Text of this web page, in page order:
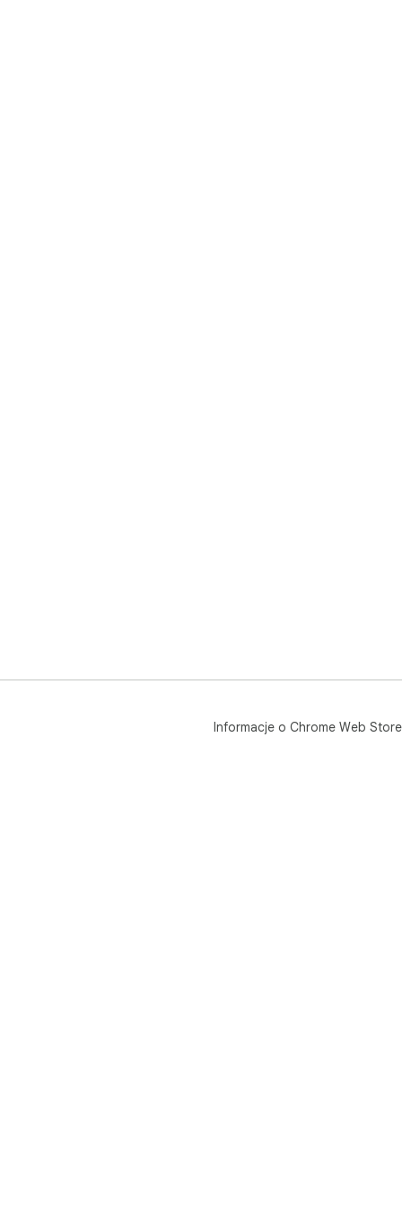
Informacje o Chrome Web Store